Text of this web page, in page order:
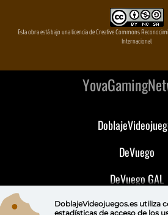
Esta obra está bajo una licencia de Creative Commons
Internacional
DeVuego
DeVuego GAL
DeVuego
DoblajeVideojuegos.es utiliza
estadísticas de acceso de los